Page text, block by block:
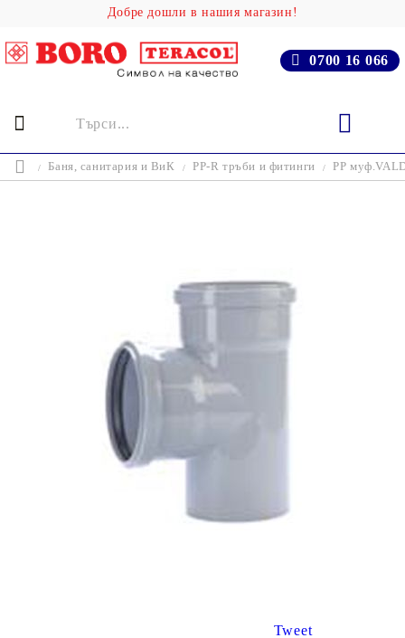
Добре дошли в нашия магазин!
0700 16 066
Баня, cанитария и ВиК PP-R тръби и фитинги PP
Tweet